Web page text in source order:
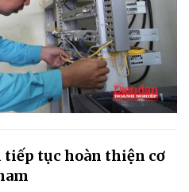
tiếp tục hoàn thiện cơ